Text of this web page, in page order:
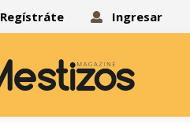
Regístráte Ingresar